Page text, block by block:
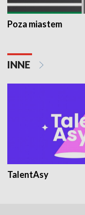
Poza miastem
INNE
TalentAsy